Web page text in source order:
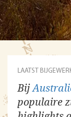
LAATST
Bij
populaire